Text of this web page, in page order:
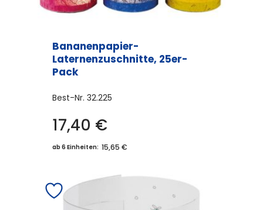
Bananenpapier-
Laternenzuschnitte, 25er-
Pack
Best-Nr. 32.225
17,40 €
ab 6 Einheiten: 15,65 €